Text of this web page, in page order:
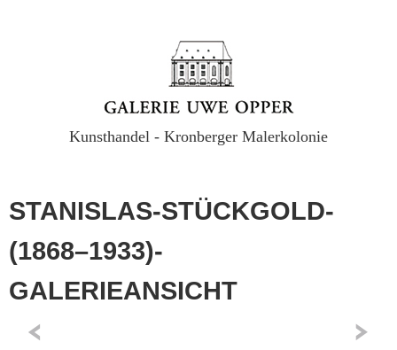
Kunsthandel - Kronberger Malerkolonie
STANISLAS-STÜCKGOLD-
(1868–1933)-
GALERIEANSICHT